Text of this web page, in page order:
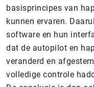
basisprincipes van
kunnen ervaren.
software en hun
dat de autopilot en
veranderd en
volledige controle